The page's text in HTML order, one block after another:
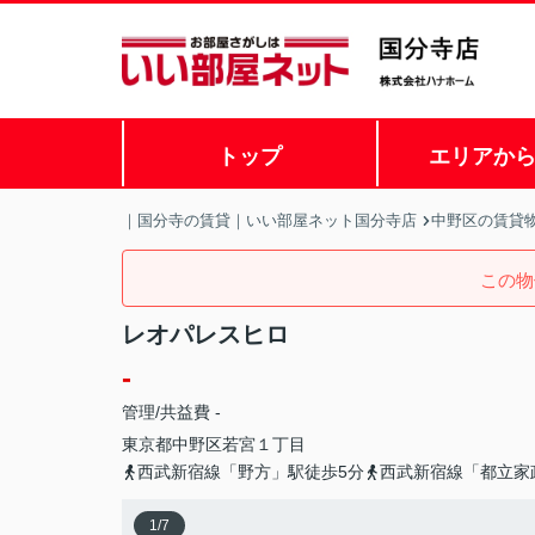
トップ エリアか
｜国分寺の賃貸｜いい部屋ネット国分寺店 中野区の賃貸
この
レオパレスヒロ
-
管理/共益費 -
東京都中野区若宮 １丁目
西武新宿線「野方」駅徒歩5分
西武新宿線「都立
1/7